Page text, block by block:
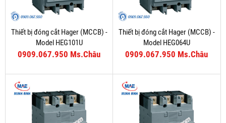
Thiết bị đóng cắt Hager (MCCB) -
Model HEG101U
0909.067.950 Ms.Châu
Thiết bị đóng cắt Hager (MCCB) -
Model HEG064U
0909.067.950 Ms.Châu